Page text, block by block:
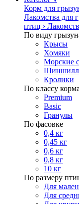
Корм для
Лакомства для
птиц ›
По виду
Крысы
Хомяки
Морские
Кролики
По классу корма
Premium
Basic
Гранулы
По фасовке
0,4 кг
0,45 кг
0,6 кг
0,8 кг
10 кг
По размеру
Для
Для